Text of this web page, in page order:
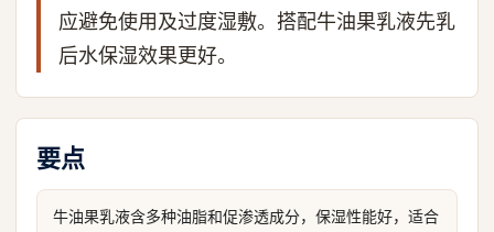
应避免使用及过度湿敷。搭配牛油果乳液先乳
后水保湿效果更好。
要点
牛油果乳液含多种油脂和促渗透成分，保湿性能好，适合